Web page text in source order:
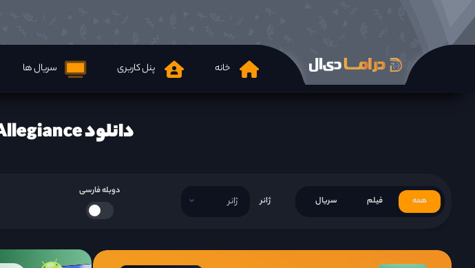
خانه پنل کاربری سریال ها
دانلود Pledge of Allegiance ها
همه فیلم سریال ژانر ژانر
دوبله فارسی